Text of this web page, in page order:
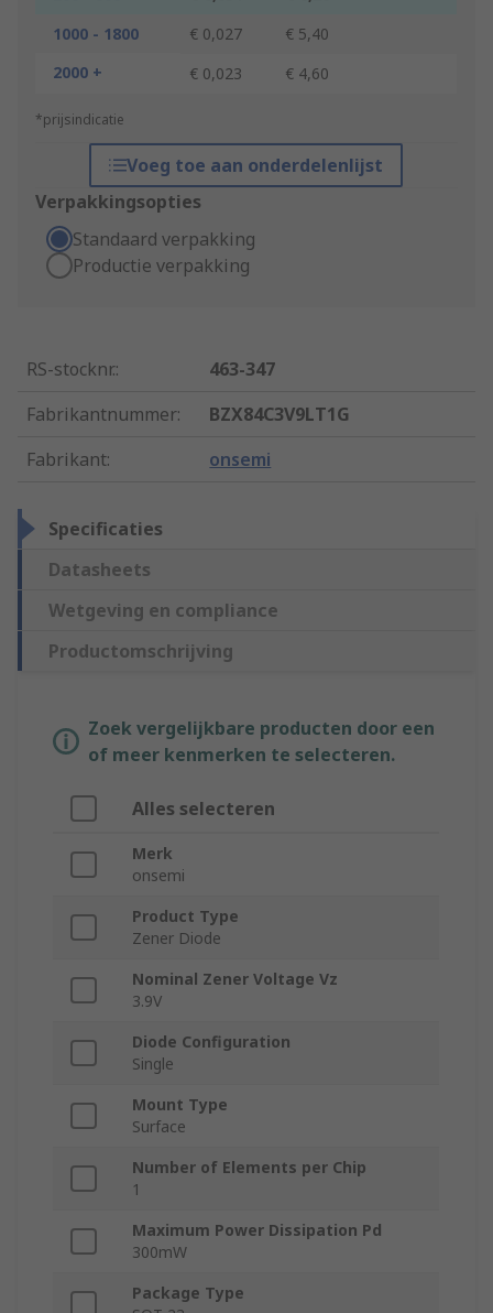
1000 - 1800
€ 0,027
€ 5,40
2000 +
€ 0,023 € 4,60
*prijsindicatie
Voeg toe aan onderdelenlijst
Verpakkingsopties
Standaard verpakking
Productie verpakking
RS-stocknr.:
463-347
Fabrikantnummer:
BZX84C3V9LT1G
Fabrikant: onsemi
Specificaties
Datasheets
Wetgeving en compliance
Productomschrijving
Zoek vergelijkbare producten door een
of meer kenmerken te selecteren.
Alles selecteren
Merk
onsemi
Product Type
Zener Diode
Nominal Zener Voltage Vz
3.9V
Diode Configuration
Single
Mount Type
Surface
Number of Elements per Chip
1
Maximum Power Dissipation Pd
300mW
Package Type